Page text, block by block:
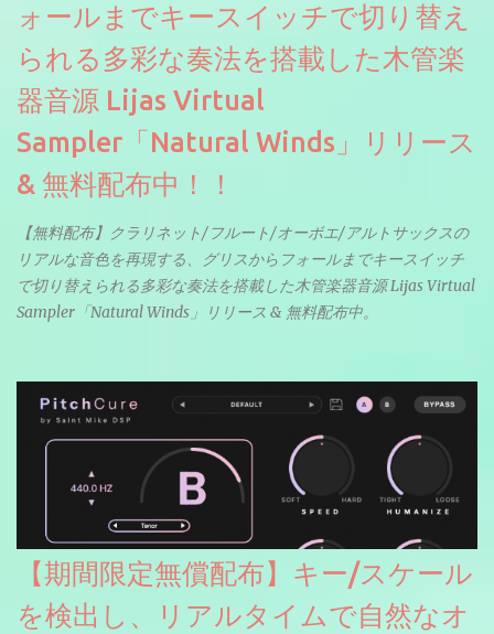
ォールまでキースイッチで切り替え
られる多彩な奏法を搭載した木管楽
器音源 Lijas Virtual
Sampler「Natural Winds」リリース
& 無料配布中！！
【無料配布】クラリネット/フルート/オーボエ/アルトサックスの
リアルな音色を再現する、グリスからフォールまでキースイッチ
で切り替えられる多彩な奏法を搭載した木管楽器音源 Lijas Virtual
Sampler「Natural Winds」リリース & 無料配布中。
【期間限定無償配布】キー/スケール
を検出し、リアルタイムで自然なオ